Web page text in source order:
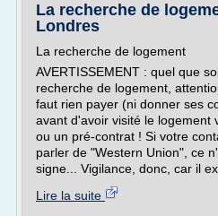
La recherche de
Londres
La recherche de logement
AVERTISSEMENT : quel que
recherche de logement,
faut rien payer (ni donner ses
avant d'avoir visité le logement
ou un pré-contrat ! Si votre
parler de "Western Union", ce
signe... Vigilance, donc, car il
Lire la suite